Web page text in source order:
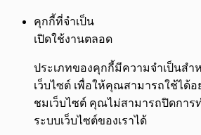
คุกกี้ที่จำเป็น
เปิดใช้งานตลอด
ประเภทของคุกกี้มีความจำเป็นสำ
เว็บไซต์ เพื่อให้คุณสามารถใช้ได้อ
ชมเว็บไซต์ คุณไม่สามารถปิดการ
ระบบเว็บไซต์ของเราได้